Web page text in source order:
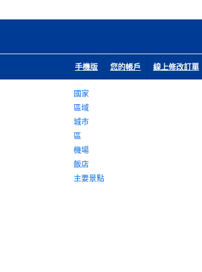
手機版 您的帳戶 線上修改訂單
國家
區域
城市
區
機場
飯店
主要景點